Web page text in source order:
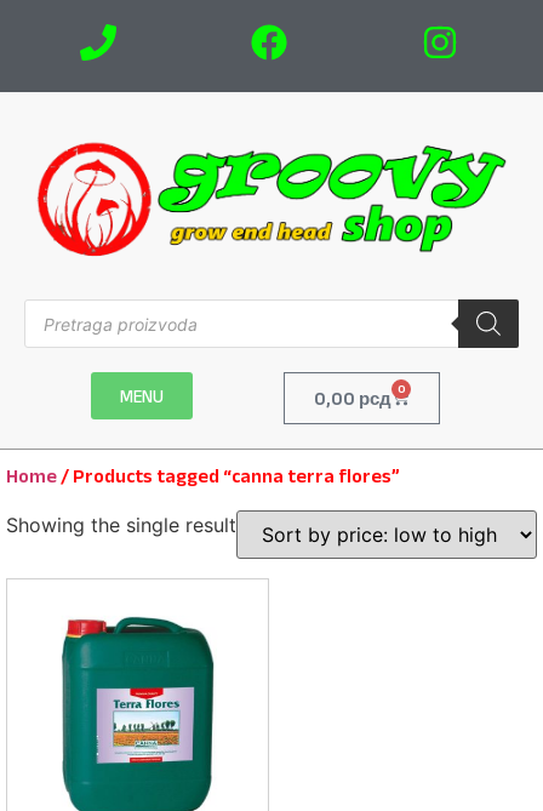
MENU 0,00 рсд 0
Home / Products tagged “canna terra flores”
Showing the single result